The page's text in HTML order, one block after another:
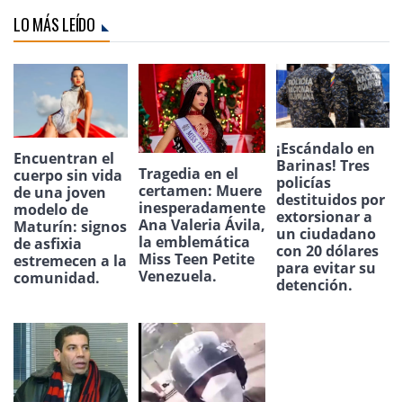
LO MÁS LEÍDO
Encuentran el
cuerpo sin vida
de una joven
modelo de
Maturín: signos
de asfixia
estremecen a la
comunidad.
Tragedia en el
certamen: Muere
inesperadamente
Ana Valeria Ávila,
la emblemática
Miss Teen Petite
Venezuela.
¡Escándalo en
Barinas! Tres
policías
destituidos por
extorsionar a
un ciudadano
con 20 dólares
para evitar su
detención.